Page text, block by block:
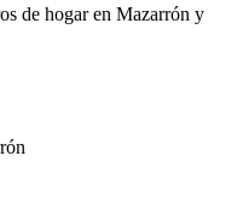
de hogar en Mazarrón y